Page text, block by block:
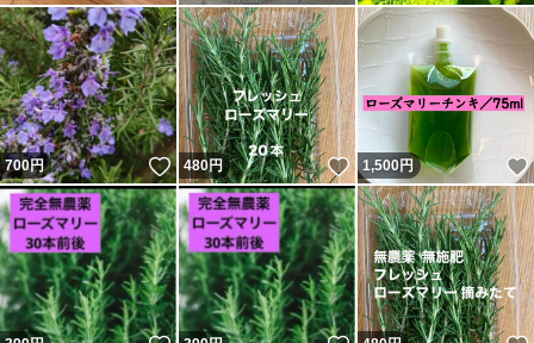
700円 いいね！
480円 いいね！
1,500円